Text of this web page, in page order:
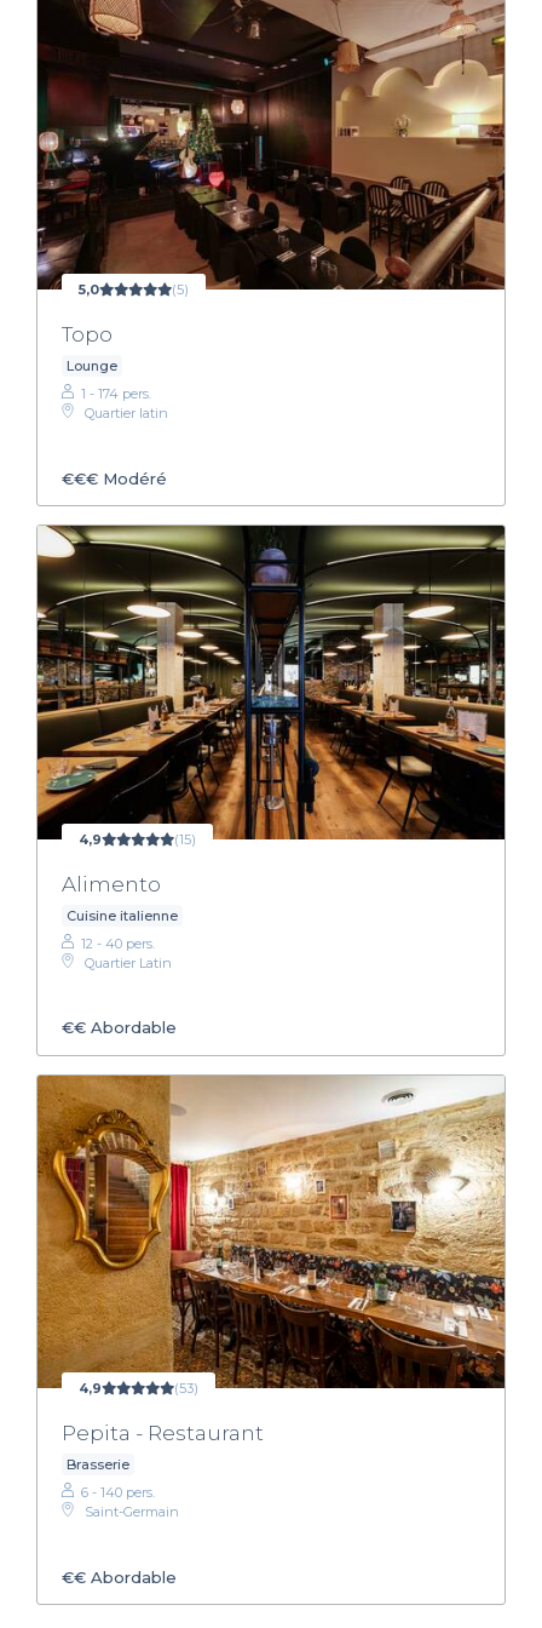
5,0 (5)
Topo
Lounge
1 - 174 pers.
Quartier latin
€€€ Modéré
4,9 (15)
Alimento
Cuisine italienne
12 - 40 pers.
Quartier Latin
€€ Abordable
4,9 (53)
Pepita - Restaurant
Brasserie
6 - 140 pers.
Saint-Germain
€€ Abordable